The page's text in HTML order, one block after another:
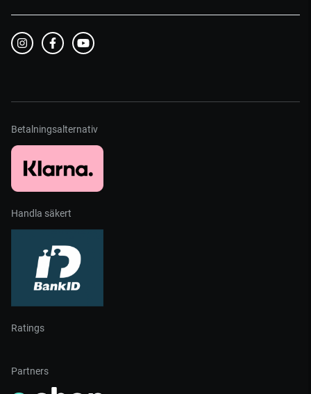
Betalningsalternativ
Handla säkert
Ratings
Partners